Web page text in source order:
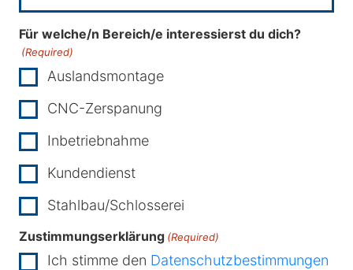
Für welche/n Bereich/e interessierst du dich?
(Required)
Auslandsmontage
CNC-Zerspanung
Inbetriebnahme
Kundendienst
Stahlbau/Schlosserei
Zustimmungserklärung (Required)
Ich stimme den Datenschutzbestimmungen